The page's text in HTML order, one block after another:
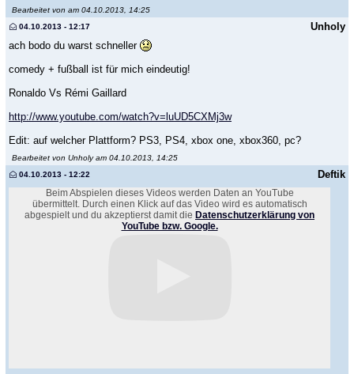
Bearbeitet von am 04.10.2013, 14:25
Unholy
04.10.2013 - 12:17
ach bodo du warst schneller
comedy + fußball ist für mich eindeutig!
Ronaldo Vs Rémi Gaillard
http://www.youtube.com/watch?v=luUD5CXMj3w
Edit: auf welcher Plattform? PS3, PS4, xbox one, xbox360, pc?
Bearbeitet von Unholy am 04.10.2013, 14:25
Deftik
04.10.2013 - 12:22
Beim Abspielen dieses Videos werden Daten an YouTube
übermittelt. Durch einen Klick auf das Video wird es automatisch
abgespielt und du akzeptierst damit die Datenschutzerklärung von
YouTube bzw. Google.